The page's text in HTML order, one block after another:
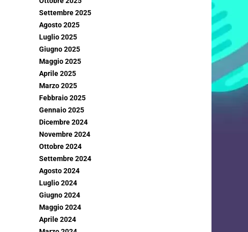
Settembre 2025
Agosto 2025
Luglio 2025
Giugno 2025
Maggio 2025
Aprile 2025
Marzo 2025
Febbraio 2025
Gennaio 2025
Dicembre 2024
Novembre 2024
Ottobre 2024
Settembre 2024
Agosto 2024
Luglio 2024
Giugno 2024
Maggio 2024
Aprile 2024